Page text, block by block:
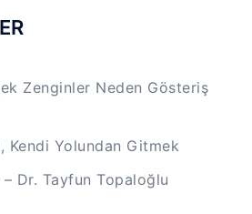
Zenginler Neden Gösteriş
Kendi Yolundan Gitmek
Dr. Tayfun Topaloğlu